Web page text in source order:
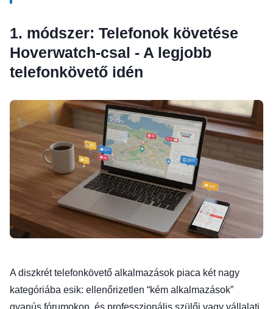
1. módszer: Telefonok követése
Hoverwatch-csal - A legjobb
telefonkövető idén
A diszkrét telefonkövető alkalmazások piaca két nagy
kategóriába esik: ellenőrizetlen “kém alkalmazások”